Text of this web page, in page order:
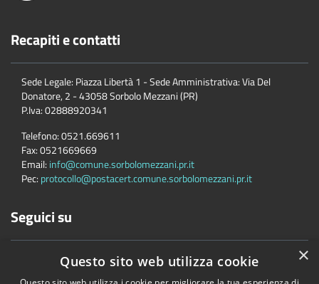
Recapiti e contatti
Sede Legale: Piazza Libertà 1 - Sede Amministrativa: Via Del
Donatore, 2 - 43058 Sorbolo Mezzani (PR)
P.Iva:02888920341
Telefono:0521.669611
Fax:0521669669
Email: info@comune.sorbolomezzani.pr.it
Pec: protocollo@postacert.comune.sorbolomezzani.pr.it
Seguici su
×
Questo sito web utilizza cookie